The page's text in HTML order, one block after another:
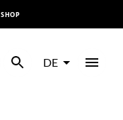
SHOP
DE